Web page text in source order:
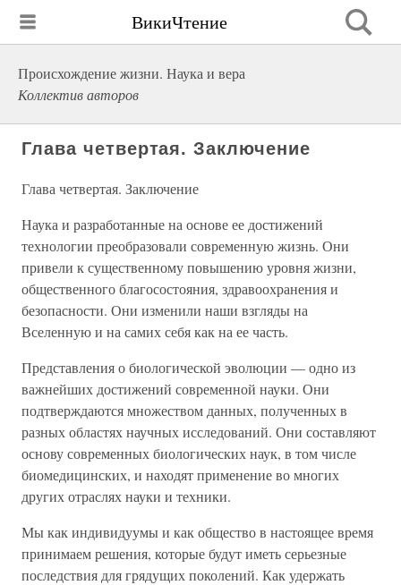
ВикиЧтение
Происхождение жизни. Наука и вера
Коллектив авторов
Глава четвертая. Заключение
Глава четвертая. Заключение
Наука и разработанные на основе ее достижений
технологии преобразовали современную жизнь. Они
привели к существенному повышению уровня жизни,
общественного благосостояния, здравоохранения и
безопасности. Они изменили наши взгляды на
Вселенную и на самих себя как на ее часть.
Представления о биологической эволюции — одно из
важнейших достижений современной науки. Они
подтверждаются множеством данных, полученных в
разных областях научных исследований. Они составляют
основу современных биологических наук, в том числе
биомедицинских, и находят применение во многих
других отраслях науки и техники.
Мы как индивидуумы и как общество в настоящее время
принимаем решения, которые будут иметь серьезные
последствия для грядущих поколений. Как удержать